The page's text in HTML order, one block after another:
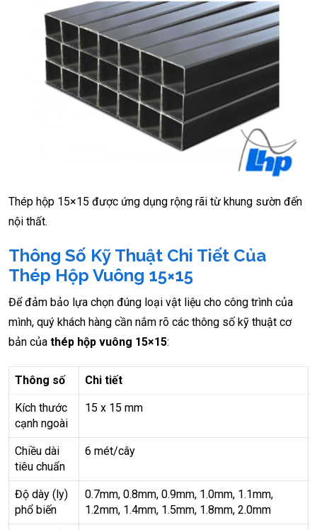
Thép hộp 15×15 được ứng dụng rộng rãi từ khung sườn đến
nội thất.
Thông Số Kỹ Thuật Chi Tiết Của
Thép Hộp Vuông 15×15
Để đảm bảo lựa chọn đúng loại vật liệu cho công trình của
mình, quý khách hàng cần nắm rõ các thông số kỹ thuật cơ
bản của thép hộp vuông 15×15:
Thông số Chi tiết
Kích thước
cạnh ngoài
15 x 15 mm
Chiều dài
tiêu chuẩn
6 mét/cây
Độ dày (ly)
phổ biến
0.7mm, 0.8mm, 0.9mm, 1.0mm, 1.1mm,
1.2mm, 1.4mm, 1.5mm, 1.8mm, 2.0mm